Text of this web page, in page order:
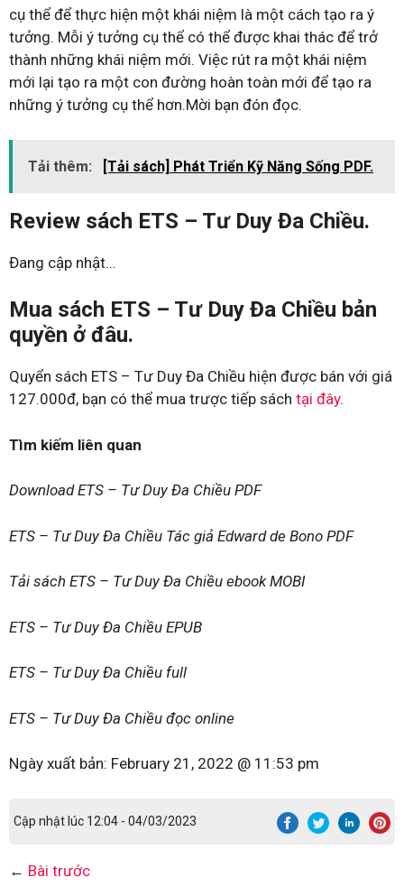
cụ thể để thực hiện một khái niệm là một cách tạo ra ý
tưởng. Mỗi ý tưởng cụ thể có thể được khai thác để trở
thành những khái niệm mới. Việc rút ra một khái niệm
mới lại tạo ra một con đường hoàn toàn mới để tạo ra
những ý tưởng cụ thể hơn.Mời bạn đón đọc.
Tải thêm: [Tải sách] Phát Triển Kỹ Năng Sống PDF.
Review sách ETS – Tư Duy Đa Chiều.
Đang cập nhật…
Mua sách ETS – Tư Duy Đa Chiều bản
quyền ở đâu.
Quyển sách ETS – Tư Duy Đa Chiều hiện được bán với giá
127.000đ, bạn có thể mua trược tiếp sách tại đây.
Tìm kiếm liên quan
Download ETS – Tư Duy Đa Chiều PDF
ETS – Tư Duy Đa Chiều Tác giả Edward de Bono PDF
Tải sách ETS – Tư Duy Đa Chiều ebook MOBI
ETS – Tư Duy Đa Chiều EPUB
ETS – Tư Duy Đa Chiều full
ETS – Tư Duy Đa Chiều đọc online
Ngày xuất bản: February 21, 2022 @ 11:53 pm
Cập nhật lúc 12:04 - 04/03/2023
← Bài trước